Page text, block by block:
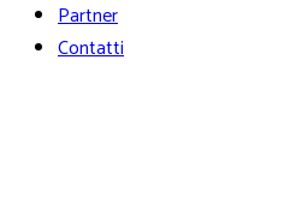
Partner
Contatti